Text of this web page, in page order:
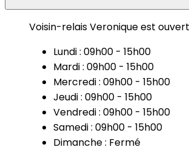
Voisin-relais Veronique est
Lundi : 09h00 - 15h00
Mardi : 09h00 - 15h00
Mercredi : 09h00 - 15h00
Jeudi : 09h00 - 15h00
Vendredi : 09h00 - 15h00
Samedi : 09h00 - 15h00
Dimanche : Fermé